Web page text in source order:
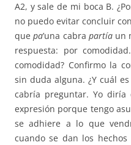
A2, y sale de mi boca B.
no puedo evitar concluir
quepa’una cabra partíaun
respuesta: por
comodidad? Confirmo la
sin duda alguna. ¿Y cuál
cabría preguntar. Yo diría
expresión porque tengo
se adhiere a lo que
cuando se dan los